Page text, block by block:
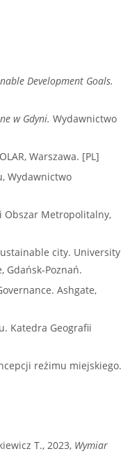
Development Goals.
w Gdyni. Wydawnictwo
Warszawa. [PL]
Wydawnictwo
Obszar Metropolitalny,
city. University
Gdańsk-Poznań.
Ashgate,
Katedra Geografii
reżimu miejskiego.
T., 2023, Wymiar